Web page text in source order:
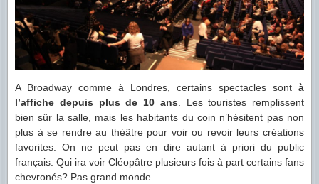
A Broadway comme à Londres, certains spectacles sont à
l’affiche depuis plus de 10 ans. Les touristes remplissent
bien sûr la salle, mais les habitants du coin n’hésitent pas non
plus à se rendre au théâtre pour voir ou revoir leurs créations
favorites. On ne peut pas en dire autant à priori du public
français. Qui ira voir Cléopâtre plusieurs fois à part certains fans
chevronés? Pas grand monde.